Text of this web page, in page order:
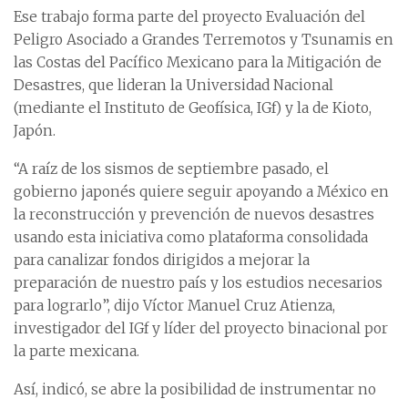
Ese trabajo forma parte del proyecto Evaluación del
Peligro Asociado a Grandes Terremotos y Tsunamis en
las Costas del Pacífico Mexicano para la Mitigación de
Desastres, que lideran la Universidad Nacional
(mediante el Instituto de Geofísica, IGf) y la de Kioto,
Japón.
“A raíz de los sismos de septiembre pasado, el
gobierno japonés quiere seguir apoyando a México en
la reconstrucción y prevención de nuevos desastres
usando esta iniciativa como plataforma consolidada
para canalizar fondos dirigidos a mejorar la
preparación de nuestro país y los estudios necesarios
para lograrlo”, dijo Víctor Manuel Cruz Atienza,
investigador del IGf y líder del proyecto binacional por
la parte mexicana.
Así, indicó, se abre la posibilidad de instrumentar no